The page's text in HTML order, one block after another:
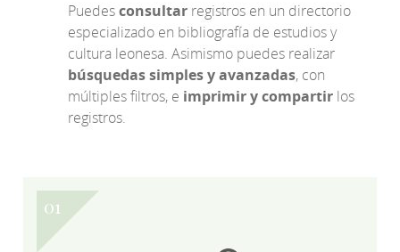
Puedesconsultar registros en un directorio
especializado en bibliografía de estudios y
cultura leonesa. Asimismo puedes realizar
búsquedas simples y avanzadas, con
múltiples filtros, e imprimir y compartir los
registros.